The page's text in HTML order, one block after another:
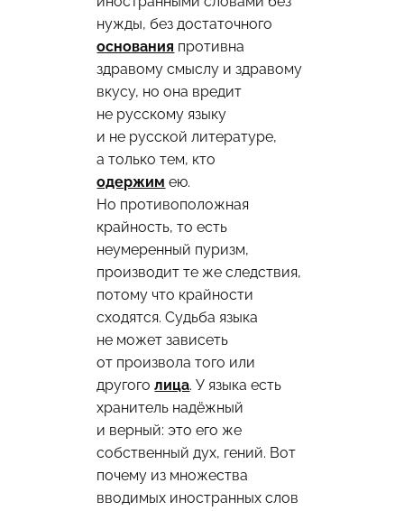
нужды, без достаточного
основания противна
здравому смыслу и здравому
вкусу, но она вредит
не русскому языку
и не русской литературе,
а только тем, кто
одержим ею.
Но противоположная
крайность, то есть
неумеренный пуризм,
производит те же следствия,
потому что крайности
сходятся. Судьба языка
не может зависеть
от произвола того или
другоголица. У языка есть
хранитель надёжный
и верный: это его же
собственный дух, гений. Вот
почему из множества
вводимых иностранных слов